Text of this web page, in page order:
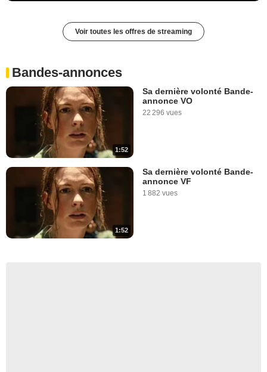
Voir toutes les offres de streaming
Bandes-annonces
1:52
Sa dernière volonté Bande-
annonce VO
22 296 vues
1:52
Sa dernière volonté Bande-
annonce VF
1 882 vues